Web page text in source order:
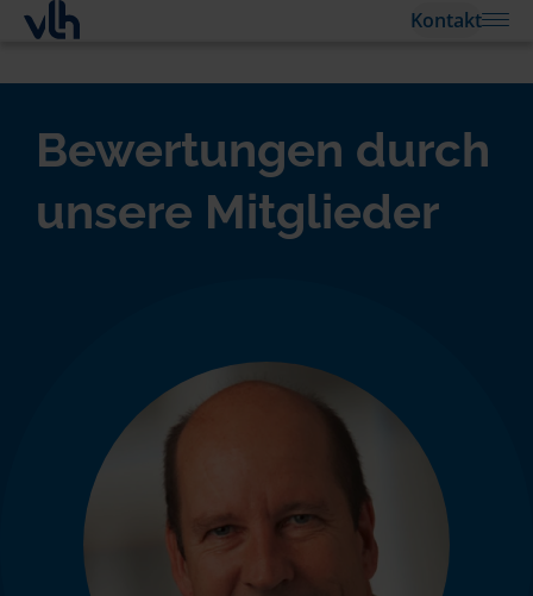
Kontakt
Bewertungen durch
unsere Mitglieder